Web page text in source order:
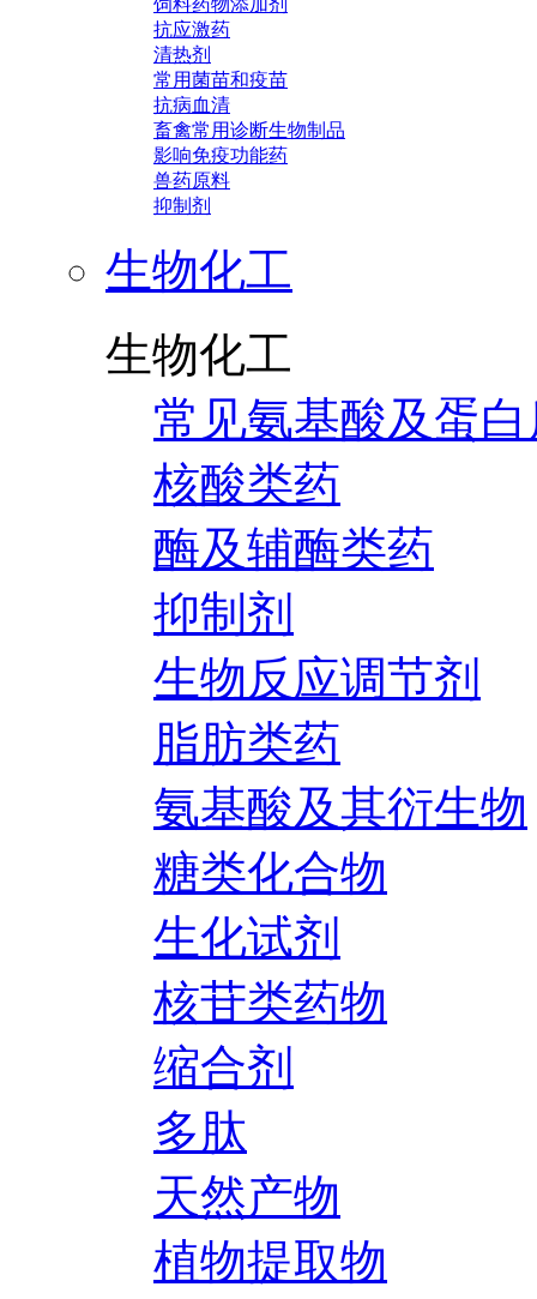
饲料药物添加剂
抗应激药
清热剂
常用菌苗和疫苗
抗病血清
畜禽常用诊断生物制品
影响免疫功能药
兽药原料
抑制剂
生物化工
生物化工
常见氨基酸及蛋
核酸类药
酶及辅酶类药
抑制剂
生物反应调节剂
脂肪类药
氨基酸及其衍生物
糖类化合物
生化试剂
核苷类药物
缩合剂
多肽
天然产物
植物提取物